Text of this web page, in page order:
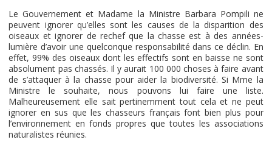
Le Gouvernement et Madame la Ministre Barbara Pompili ne
peuvent ignorer qu’elles sont les causes de la disparition des
oiseaux et ignorer de rechef que la chasse est à des années-
lumière d’avoir une quelconque responsabilité dans ce déclin. En
effet, 99% des oiseaux dont les effectifs sont en baisse ne sont
absolument pas chassés. Il y aurait 100 000 choses à faire avant
de s’attaquer à la chasse pour aider la biodiversité. Si Mme la
Ministre le souhaite, nous pouvons lui faire une liste.
Malheureusement elle sait pertinemment tout cela et ne peut
ignorer en sus que les chasseurs français font bien plus pour
l’environnement en fonds propres que toutes les associations
naturalistes réunies.